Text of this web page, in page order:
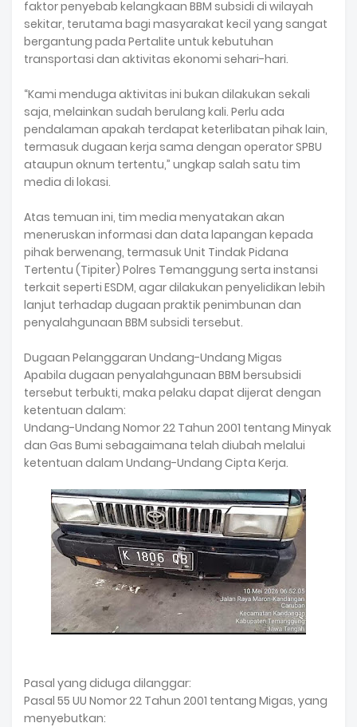
faktor penyebab kelangkaan BBM subsidi di wilayah
sekitar, terutama bagi masyarakat kecil yang sangat
bergantung pada Pertalite untuk kebutuhan
transportasi dan aktivitas ekonomi sehari-hari.
“Kami menduga aktivitas ini bukan dilakukan sekali
saja, melainkan sudah berulang kali. Perlu ada
pendalaman apakah terdapat keterlibatan pihak lain,
termasuk dugaan kerja sama dengan operator SPBU
ataupun oknum tertentu,” ungkap salah satu tim
media di lokasi.
Atas temuan ini, tim media menyatakan akan
meneruskan informasi dan data lapangan kepada
pihak berwenang, termasuk Unit Tindak Pidana
Tertentu (Tipiter) Polres Temanggung serta instansi
terkait seperti ESDM, agar dilakukan penyelidikan lebih
lanjut terhadap dugaan praktik penimbunan dan
penyalahgunaan BBM subsidi tersebut.
Dugaan Pelanggaran Undang-Undang Migas
Apabila dugaan penyalahgunaan BBM bersubsidi
tersebut terbukti, maka pelaku dapat dijerat dengan
ketentuan dalam:
Undang-Undang Nomor 22 Tahun 2001 tentang Minyak
dan Gas Bumi sebagaimana telah diubah melalui
ketentuan dalam Undang-Undang Cipta Kerja.
Pasal yang diduga dilanggar:
Pasal 55 UU Nomor 22 Tahun 2001 tentang Migas, yang
menyebutkan: